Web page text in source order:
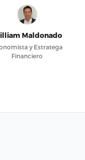
Maldonado
y Estratega
Financiero